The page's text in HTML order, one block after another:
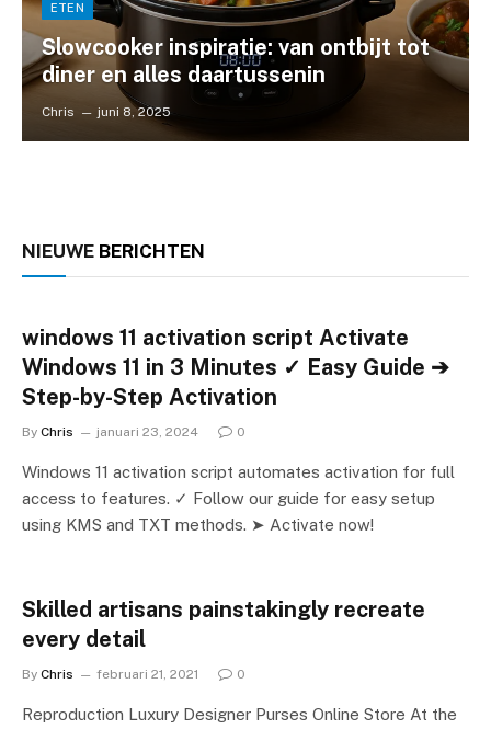
ETEN
Slowcooker inspiratie: van ontbijt tot
diner en alles daartussenin
Chris juni 8, 2025
NIEUWE BERICHTEN
windows 11 activation script Activate
Windows 11 in 3 Minutes ✓ Easy Guide ➔
Step-by-Step Activation
By Chris januari 23, 2024 0
Windows 11 activation script automates activation for full
access to features. ✓ Follow our guide for easy setup
using KMS and TXT methods. ➤ Activate now!
Skilled artisans painstakingly recreate
every detail
By Chris februari 21, 2021 0
Reproduction Luxury Designer Purses Online Store At the